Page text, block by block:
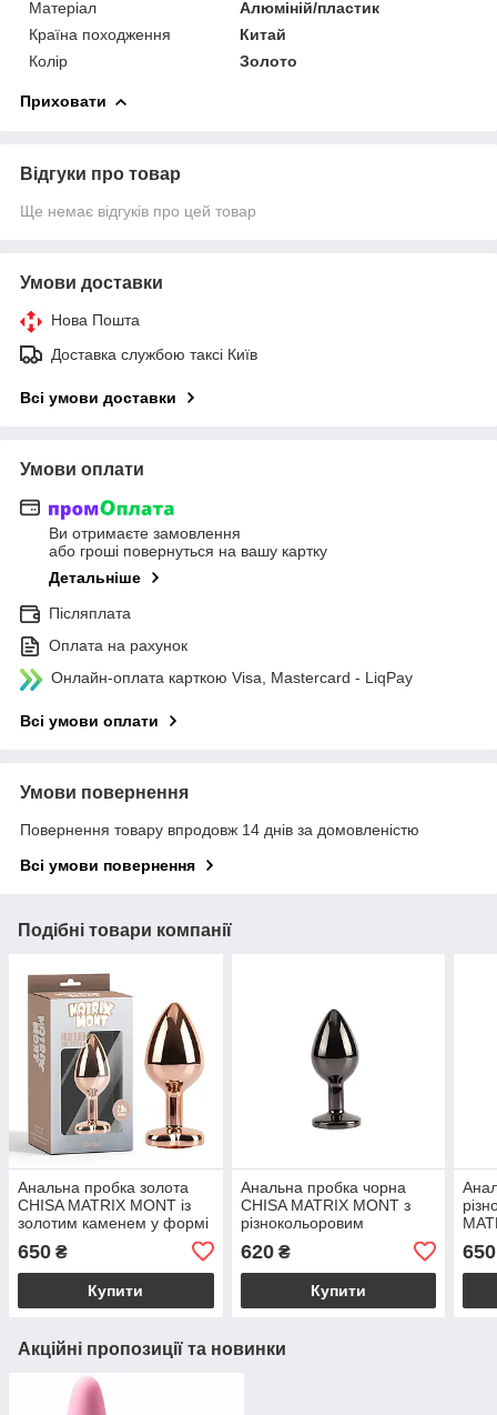
Матеріал
Алюміній/пластик
Країна походження
Китай
Колір
Золото
Приховати
Відгуки про товар
Ще немає відгуків про цей товар
Умови доставки
Нова Пошта
Доставка службою таксі Київ
Всі умови доставки
Умови оплати
Ви отримаєте замовлення
або гроші повернуться на вашу картку
Детальніше
Післяплата
Оплата на рахунок
Онлайн-оплата карткою Visa, Mastercard - LiqPay
Всі умови оплати
Умови повернення
Повернення товару впродовж 14 днів за домовленістю
Всі умови повернення
Подібні товари компанії
Анальна пробка золота
CHISA MATRIX MONT із
золотим каменем у формі
650 ₴
Купити
Анальна пробка чорна
CHISA MATRIX MONT з
різнокольоровим
620₴
Купити
650
Акційні пропозиції та новинки